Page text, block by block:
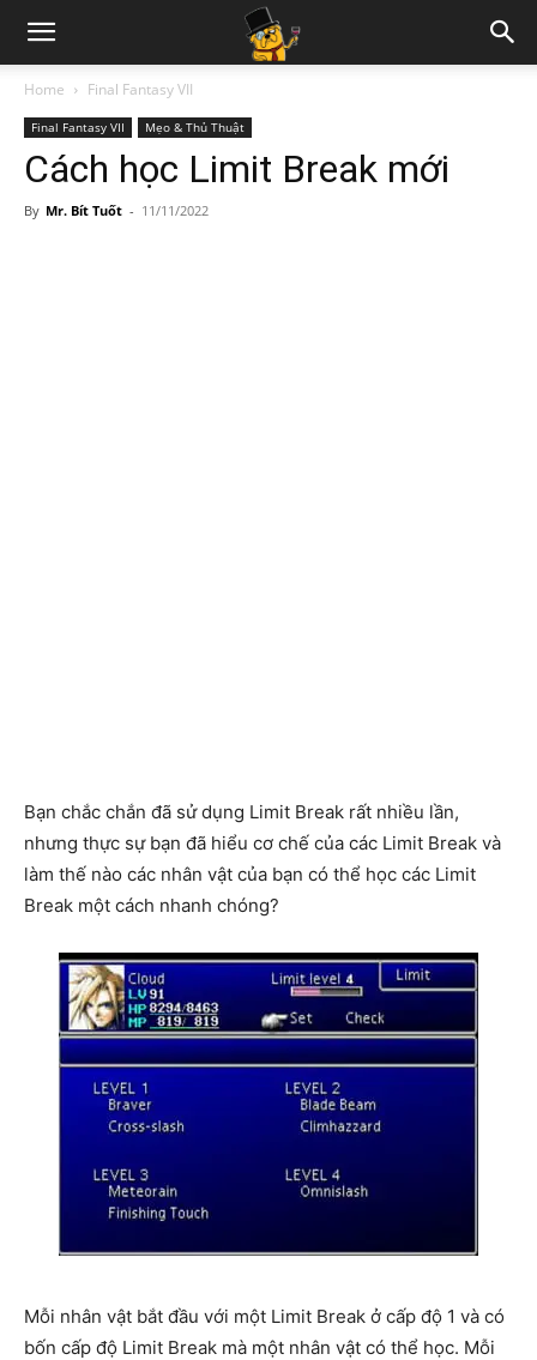
Home Final Fantasy VII
Final Fantasy VII Mẹo & Thủ Thuật
Cách học Limit Break mới
By Mr. Bít Tuốt - 11/11/2022
Bạn chắc chắn đã sử dụng Limit Break rất nhiều lần,
nhưng thực sự bạn đã hiểu cơ chế của các Limit Break và
làm thế nào các nhân vật của bạn có thể học các Limit
Break một cách nhanh chóng?
Mỗi nhân vật bắt đầu với một Limit Break ở cấp độ 1 và có
bốn cấp độ Limit Break mà một nhân vật có thể học. Mỗi